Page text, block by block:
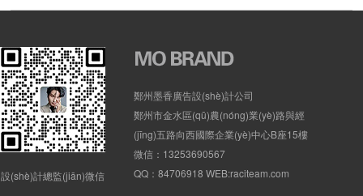
設(shè)計總監(jiān)微信
鄭州墨香廣告設(shè)計公司
鄭州市金水區(qū)農(nóng)業(yè)路與經
(jīng)五路向西國際企業(yè)中心B座15樓
微信：13253690567
QQ：84706918 WEB:raciteam.com